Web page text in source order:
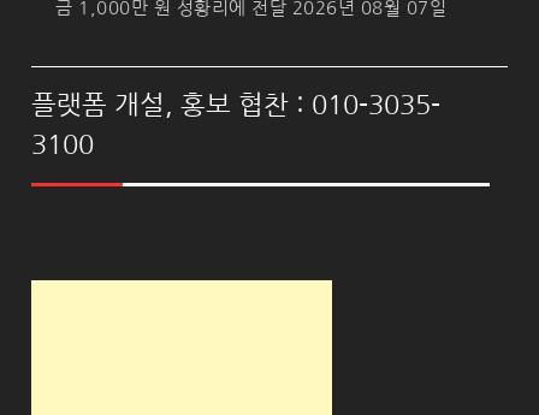
금 1,000만 원 성황리에 전달 2026년 08월 07일
플랫폼 개설, 홍보 협찬 : 010-3035-
3100